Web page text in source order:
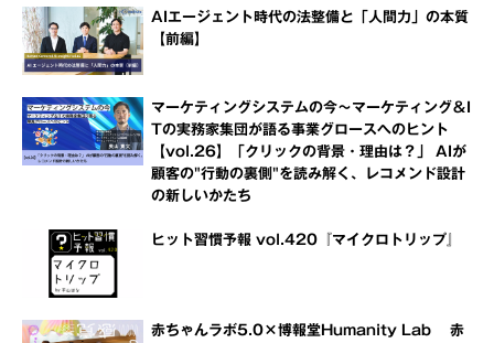
AIエージェント時代の法整備と「人間力」の本質
【前編】
マーケティングシステムの今～マーケティング＆I
Tの実務家集団が語る事業グロースへのヒント
【vol.26】「クリックの背景・理由は？」 AIが
顧客の"行動の裏側"を読み解く、レコメンド設計
の新しいかたち
ヒット習慣予報 vol.420『マイクロトリップ』
赤ちゃんラボ5.0×博報堂Humanity Lab 赤